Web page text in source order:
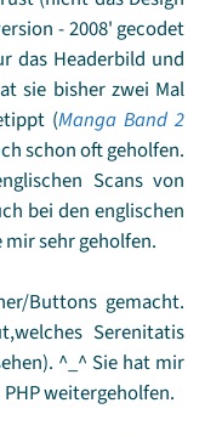
mit ihr war
dies hier immerhin
nach oben,
eine Debatte hatte
mich an einen
Tee.
Du weißt ja,
lächelte mich an. Ich
nicht so stark
Warum? Aurora ließ
20 Jahre jünger
Artikel in der
dem die meisten
Tür, um diese zu
Vermieterin, gerufen
lächelte verschämt
Mädchen standen
Wer war das? Alle
die verrücktesten
sie glauben, bis
Wutentbrannt und
Frauen sich so
- 2008' gecodet
das Headerbild und
sie bisher zwei Mal
(Manga Band 2
schon oft geholfen.
Scans von
bei den englischen
sehr geholfen.
Buttons gemacht.
Serenitatis
^_^ Sie hat mir
weitergeholfen.